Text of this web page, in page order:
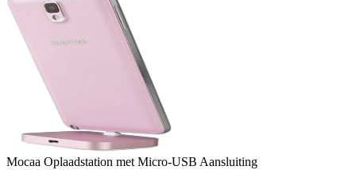
Mocaa Oplaadstation met Micro-USB Aansluiting